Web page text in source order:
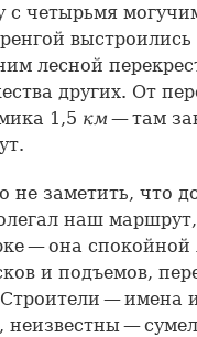
с четырьмя
выстроились
лесной
других. От
1,5 км — там
не заметить, что
наш
— она спокойной
и подъемов,
— имена
—